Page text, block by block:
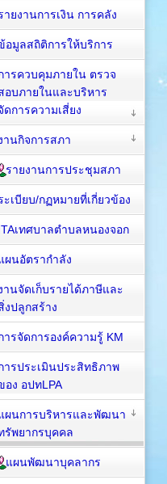
ายงานการเงิน การคลัง
อมูลสถิติการให้บริการ
ารควบคุมภายใน ตรวจ
อบภายในและบริหาร
ดการความเสี่ยง
านกิจการสภา
รายงานการประชุมสภา
ะเบียบ/กฏหมายที่เกี่ยวข้อง
เทศบาลตำบลหนองจอก
ผนอัตรากำลัง
านจัดเก็บรายได้ภาษีและ
งปลูกสร้าง
ารจัดการองค์ความรู้ KM
ารประเมินประสิทธิภาพ
อง อปทLPA
ผนการบริหารและพัฒนา
รัพยากรบุคคล
แผนพัฒนาบุคลากร